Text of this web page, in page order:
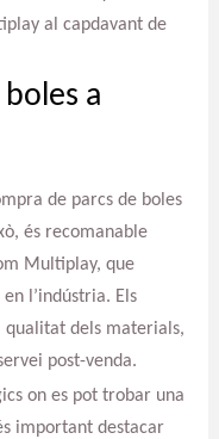
al capdavant de
a
de parcs de boles
és recomanable
Multiplay, que
l’indústria. Els
dels materials,
post-venda.
on es pot trobar una
important destacar